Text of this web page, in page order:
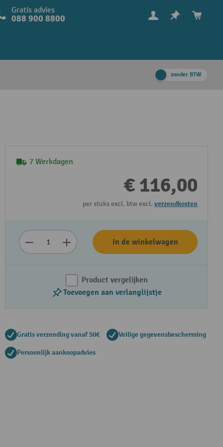
Gratis advies
088 900 8800
zonder BTW
7 Werkdagen
€ 116,00
per stuks excl. btw excl. verzendkosten
In de winkelwagen
Product vergelijken
Toevoegen aan verlanglijstje
Gratis verzending vanaf 50€ Veilige gegevensbescherming
Persoonlijk aankoopadvies